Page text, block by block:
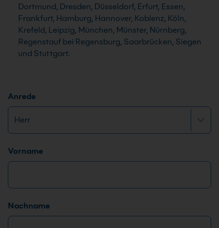
Dortmund, Dresden, Düsseldorf, Erfurt, Essen,
Frankfurt, Hamburg, Hannover, Koblenz, Köln,
Krefeld, Leipzig, München, Münster, Nürnberg,
Regenstauf bei Regensburg, Saarbrücken, Siegen
und Stuttgart.
*
E
M
i
l
A
d
Anrede
Name*
Vorname
Nachname